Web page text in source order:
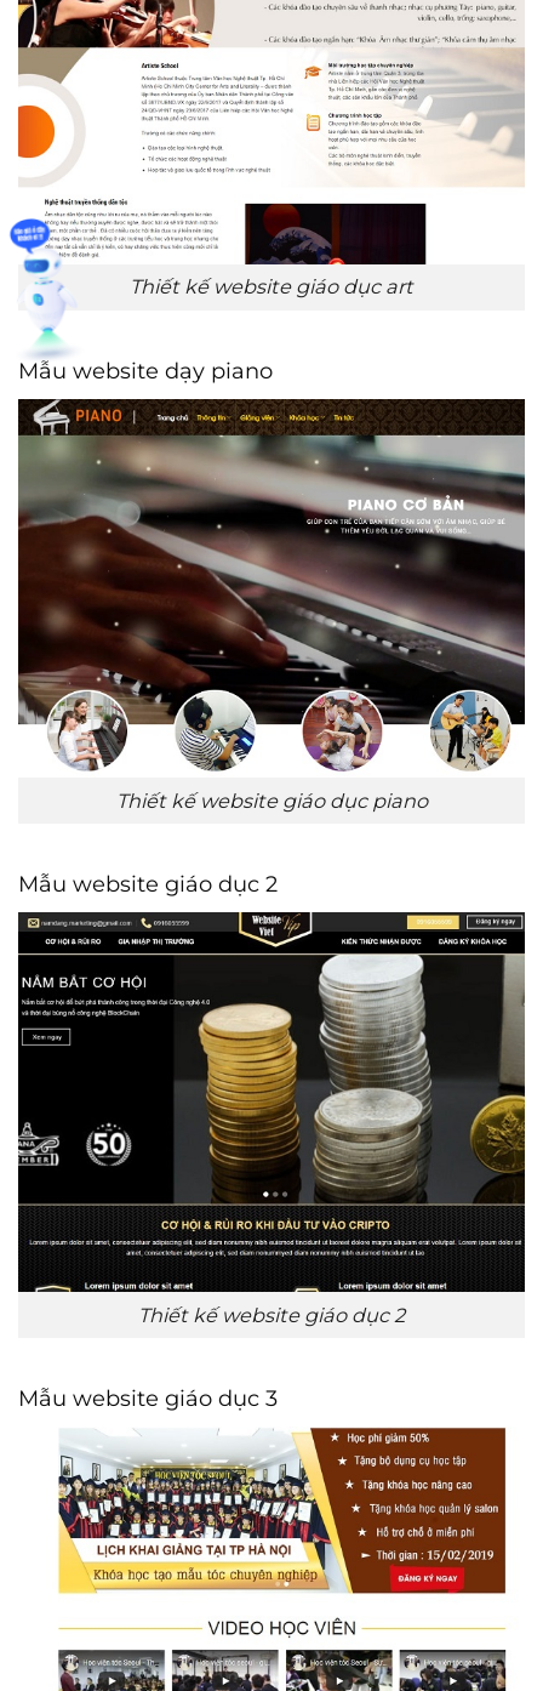
Thiết kế website giáo dục art
Mẫu website dạy piano
Thiết kế website giáo dục piano
Mẫu website giáo dục 2
Thiết kế website giáo dục 2
Mẫu website giáo dục 3